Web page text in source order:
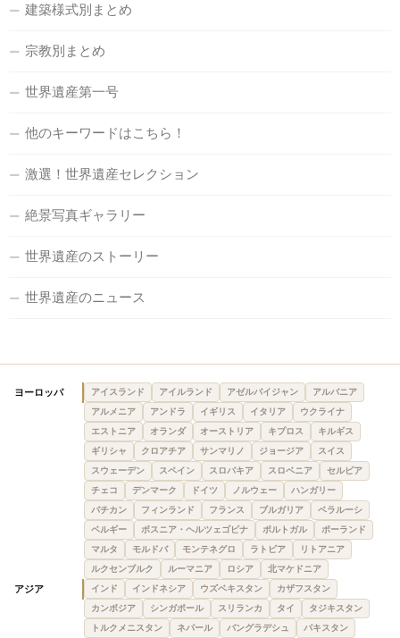
建築様式別まとめ
宗教別まとめ
世界遺産第一号
他のキーワードはこちら！
激選！世界遺産セレクション
絶景写真ギャラリー
世界遺産のストーリー
世界遺産のニュース
ヨーロッパ アイスランド アイルランド アゼルバイジャン
アルバニア
アルメニア
アンドラ イギリス イタリア
ウクライナ
エストニア
オランダ オーストリア キプロス
キルギス
ギリシャ
クロアチア サンマリノ ジョージア
スイス
スウェーデン
スペイン スロバキア スロベニア
セルビア
チェコ
デンマーク ドイツ ノルウェー
ハンガリー
バチカン
フィンランド フランス ブルガリア
ベラルーシ
ベルギー
ボスニア・ヘルツェゴビナ ポルトガル
ポーランド
マルタ
モルドバ モンテネグロ ラトビア
リトアニア
ルクセンブルク
ルーマニア ロシア 北マケドニア
アジア インド インドネシア ウズベキスタン
カザフスタン
カンボジア
シンガポール スリランカ タイ
タジキスタン
トルクメニスタン
ネパール バングラデシュ
パキスタン